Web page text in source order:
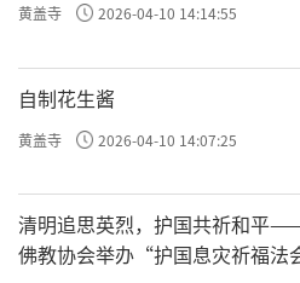
黄盖寺 2026-04-10 14:14:55
自制花生酱
黄盖寺 2026-04-10 14:07:25
清明追思英烈，护国共祈和平
佛教协会举办“护国息灾祈福法